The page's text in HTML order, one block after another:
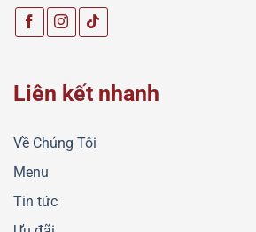
Liên kết nhanh
Về Chúng Tôi
Menu
Tin tức